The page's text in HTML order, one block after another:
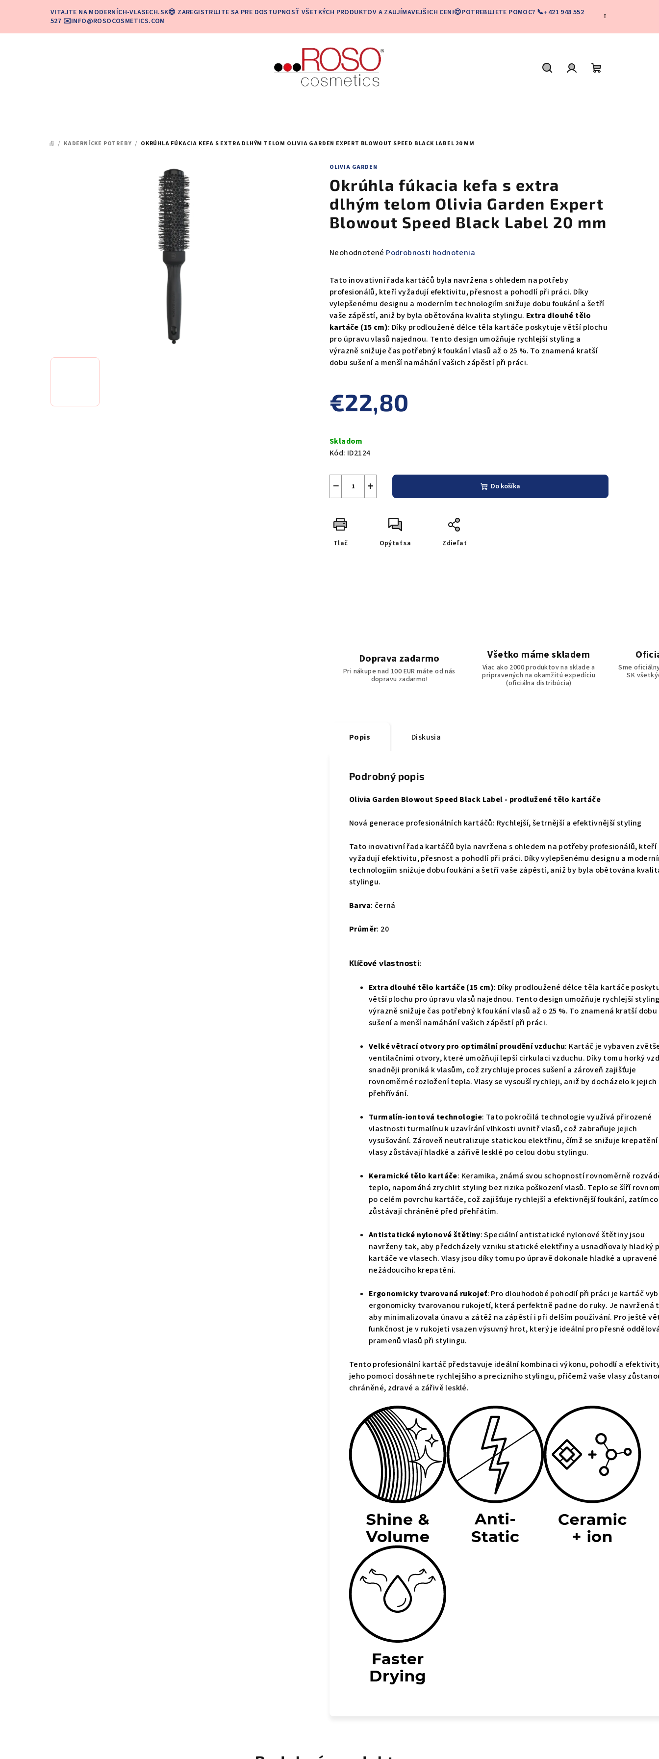
VITAJTE NA MODERNÍCH-VLASECH.SK😎 ZAREGISTRUJTE SA PRE DOSTUPNOSŤ VŠETKÝCH PRODUKTOV A ZAUJÍMAVEJŠICH CEN!😍POTREBUJETE POMOC? 📞+421 948 552
527 ✉️INFO@ROSOCOSMETICS.COM
DOMOV
/ KADERNÍCKE POTREBY / OKRÚHLA FÚKACIA KEFA S EXTRA DLHÝM TELOM OLIVIA GARDEN EXPERT BLOWOUT SPEED BLACK LABEL 20 MM
OLIVIA GARDEN
Okrúhla fúkacia kefa s extra
dlhým telom Olivia Garden Expert
Blowout Speed Black Label 20 mm
Priemerné
produktu
0,0
5
hviezdičiek.
Neohodnotené Podrobnosti hodnotenia
Tato inovativní řada kartáčů byla navržena s ohledem na potřeby
profesionálů, kteří vyžadují efektivitu, přesnost a pohodlí při práci. Díky
vylepšenému designu a moderním technologiím snižuje dobu foukání a šetří
vaše zápěstí, aniž by byla obětována kvalita stylingu. Extra dlouhé tělo
kartáče (15 cm): Díky prodloužené délce těla kartáče poskytuje větší plochu
pro úpravu vlasů najednou. Tento design umožňuje rychlejší styling a
výrazně snižuje čas potřebný k foukání vlasů až o 25 %. To znamená kratší
dobu sušení a menší namáhání vašich zápěstí při práci.
€22,80
cena:
Skladom
Kód: ID2124
+
− Do košíka
Tlač Opýtať sa Zdieľať
Doprava zadarmo
Pri nákupe nad 100 EUR máte od nás
dopravu zadarmo!
Všetko máme skladem
Viac ako 2000 produktov na sklade a
pripravených na okamžitú expedíciu
(oficiálna distribúcia)
Sme
SK
Popis Diskusia
Podrobný popis
Olivia Garden Blowout Speed Black Label - prodlužené tělo kartáče
Nová generace profesionálních kartáčů: Rychlejší, šetrnější a efektivnější styling
Tato inovativní řada kartáčů byla navržena s ohledem na potřeby profesionálů, kteří
vyžadují efektivitu, přesnost a pohodlí při práci. Díky vylepšenému designu a
technologiím snižuje dobu foukání a šetří vaše zápěstí, aniž by byla obětována
stylingu.
Barva: černá
Průměr: 20
Klíčové vlastnosti:
Extra dlouhé tělo kartáče (15 cm): Díky prodloužené délce těla kartáče
větší plochu pro úpravu vlasů najednou. Tento design umožňuje rychlejší
výrazně snižuje čas potřebný k foukání vlasů až o 25 %. To znamená kratší dobu
sušení a menší namáhání vašich zápěstí při práci.
Velké větrací otvory pro optimální proudění vzduchu: Kartáč je vybaven
ventilačními otvory, které umožňují lepší cirkulaci vzduchu. Díky tomu horký
snadněji proniká k vlasům, což zrychluje proces sušení a zároveň zajišťuje
rovnoměrné rozložení tepla. Vlasy se vysouší rychleji, aniž by docházelo k jejich
přehřívání.
Turmalín-iontová technologie: Tato pokročilá technologie využívá přirozené
vlastnosti turmalínu k uzavírání vlhkosti uvnitř vlasů, což zabraňuje jejich
vysušování. Zároveň neutralizuje statickou elektřinu, čímž se snižuje krepatění
vlasy zůstávají hladké a zářivě lesklé po celou dobu stylingu.
Keramické tělo kartáče: Keramika, známá svou schopností rovnoměrně
teplo, napomáhá zrychlit styling bez rizika poškození vlasů. Teplo se šíří
po celém povrchu kartáče, což zajišťuje rychlejší a efektivnější foukání,
zůstávají chráněné před přehřátím.
Antistatické nylonové štětiny: Speciální antistatické nylonové štětiny jsou
navrženy tak, aby předcházely vzniku statické elektřiny a usnadňovaly hladký
kartáče ve vlasech. Vlasy jsou díky tomu po úpravě dokonale hladké a
nežádoucího krepatění.
Ergonomicky tvarovaná rukojeť: Pro dlouhodobé pohodlí při práci je kartáč
ergonomicky tvarovanou rukojetí, která perfektně padne do ruky. Je navržená
aby minimalizovala únavu a zátěž na zápěstí i při delším používání. Pro ještě
funkčnost je v rukojeti vsazen výsuvný hrot, který je ideální pro přesné
pramenů vlasů při stylingu.
Tento profesionální kartáč představuje ideální kombinaci výkonu, pohodlí a
jeho pomocí dosáhnete rychlejšího a precizního stylingu, přičemž vaše vlasy
chráněné, zdravé a zářivě lesklé.